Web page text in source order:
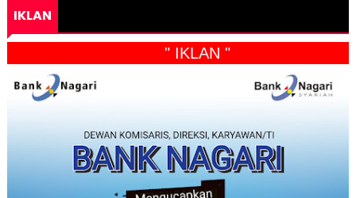
IKLAN
" IKLAN "